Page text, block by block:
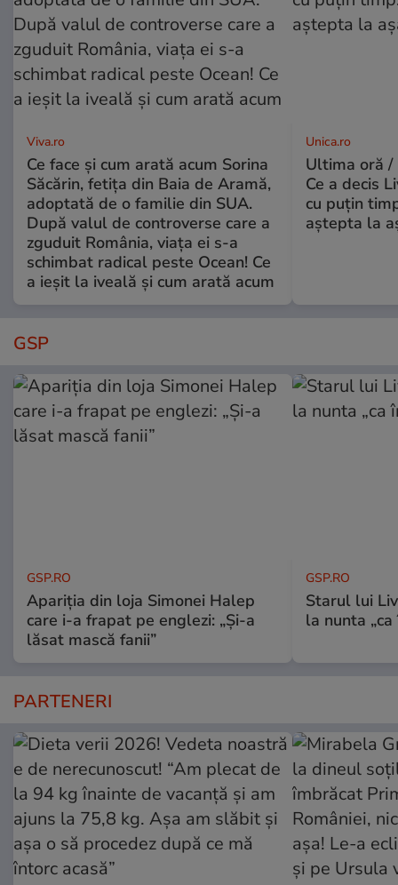
Viva.ro
Ce face și cum arată acum Sorina
Săcărin, fetița din Baia de Aramă,
adoptată de o familie din SUA.
După valul de controverse care a
zguduit România, viața ei s-a
schimbat radical peste Ocean! Ce
a ieșit la iveală și cum arată acum
Unica.ro
Ultima oră /
Ce a decis
cu puțin
aștepta la
GSP
GSP.RO
Apariția din loja Simonei Halep
care i-a frapat pe englezi: „Și-a
lăsat mască fanii”
GSP.RO
Starul lui
la nunta „ca
PARTENERI